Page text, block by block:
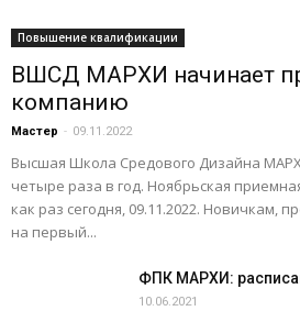
Повышение квалификации
ВШСД МАРХИ начинает
компанию
Мастер - 09.11.2022
Высшая Школа Средового Дизайна
четыре раза в год. Ноябрьская
как раз сегодня, 09.11.2022. Новичкам,
на первый...
ФПК МАРХИ:
10.06.2021